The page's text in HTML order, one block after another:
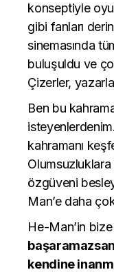
konseptiyle
gibi fanları
sinemasında
buluşuldu ve
Çizerler,
Ben bu
kahramanı
özgüveni
Man’e daha
He-Man’in
kendine